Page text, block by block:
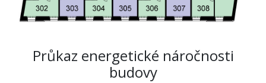
Průkaz energetické náročnosti
budovy